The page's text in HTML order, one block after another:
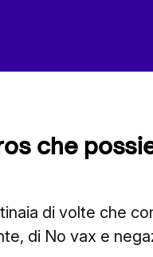
che
di volte che
di No vax e